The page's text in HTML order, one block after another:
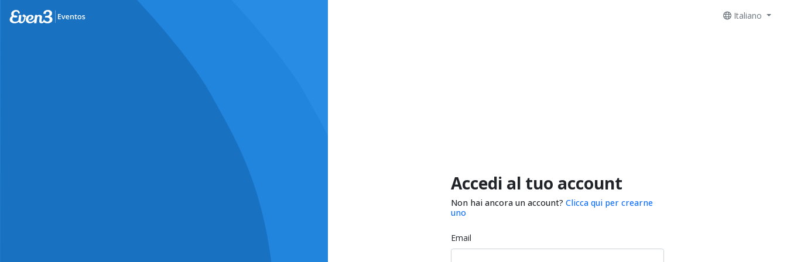
Italiano
Accedi al tuo account
Non hai ancora un account? Clicca qui per crearne
uno
Email